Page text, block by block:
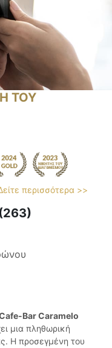
ΤΟΥ
περισσότερα >>
Bar Caramelo
μια πληθωρική
Η προσεγμένη του